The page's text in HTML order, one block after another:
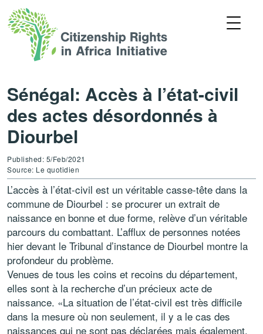
Sénégal: Accès à l’état-civil
des actes désordonnés à
Diourbel
Published: 5/Feb/2021
Source: Le quotidien
L’accès à l’état-civil est un véritable casse-tête dans la
commune de Diourbel : se procurer un extrait de
naissance en bonne et due forme, relève d’un véritable
parcours du combattant. L’afflux de personnes notées
hier devant le Tribunal d’instance de Diourbel montre la
profondeur du problème.
Venues de tous les coins et recoins du département,
elles sont à la recherche d’un précieux acte de
naissance. «La situation de l’état-civil est très difficile
dans la mesure où non seulement, il y a le cas des
naissances qui ne sont pas déclarées mais également,